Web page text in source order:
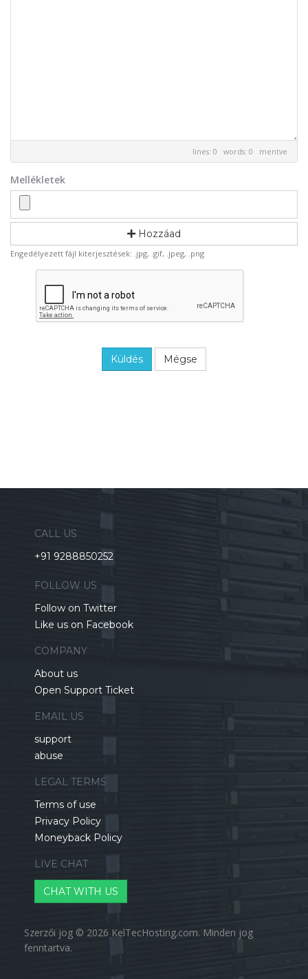
lines: 0 words: 0 mentve
Mellékletek
Hozzáad
Engedélyezett fájl kiterjesztések: .jpg, .gif, .jpeg, .png
Mégse
CALL US
+91 9288850252
FOLLOW US
Follow on Twitter
Like us on Facebook
COMPANY
About us
Open Support Ticket
EMAIL US
support
abuse
LEGAL TERMS
Terms of use
Privacy Policy
Moneyback Policy
LIVE CHAT
CHAT WITH US
Szerzői jog © 2026 KelTecHosting.com. Minden jog
fenntartva.